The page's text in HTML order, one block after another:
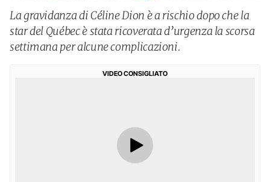
La gravidanza di Céline Dion è a rischio dopo che la
star del Québec è stata ricoverata d’urgenza la scorsa
settimana per alcune complicazioni.
VIDEO CONSIGLIATO